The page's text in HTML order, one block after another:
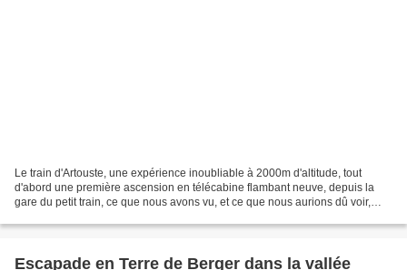
Le train d'Artouste, une expérience inoubliable à 2000m d'altitude, tout
d'abord une première ascension en télécabine flambant neuve, depuis la
gare du petit train, ce que nous avons vu, et ce que nous aurions dû voir,
Escapade en Terre de Berger dans la vallée